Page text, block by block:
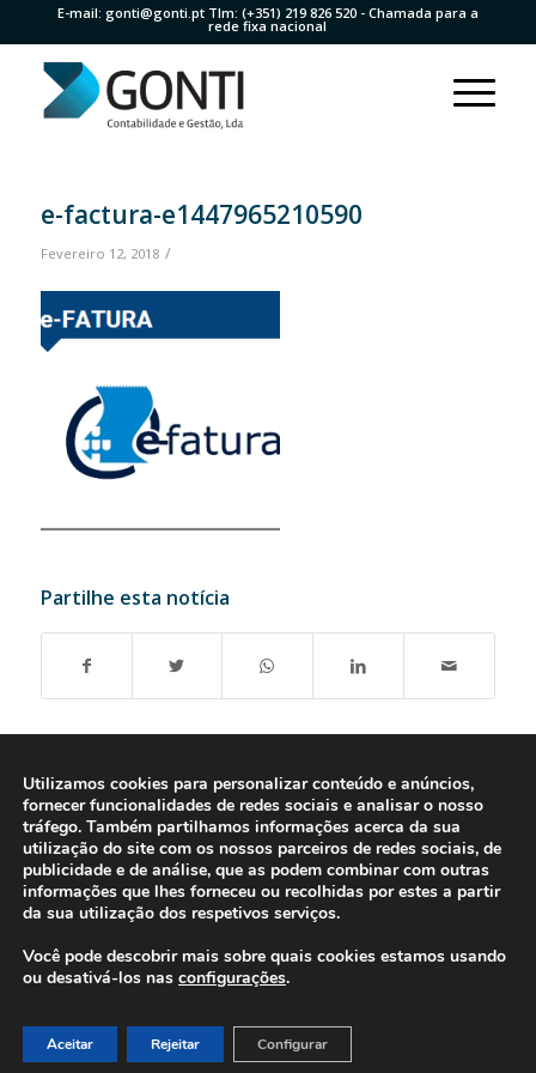
E-mail: gonti@gonti.ptTlm: (+351) 219 826 520- Chamada para a
rede fixa nacional
e-factura-e1447965210590
Fevereiro 12, 2018 /
Partilhe esta notícia
Livro de Reclamações
Utilizamos cookies para personalizar conteúdo e anúncios,
fornecer funcionalidades de redes sociais e analisar o nosso
tráfego. Também partilhamos informações acerca da sua
utilização do site com os nossos parceiros de redes sociais, de
publicidade e de análise, que as podem combinar com outras
informações que lhes forneceu ou recolhidas por estes a partir
da sua utilização dos respetivos serviços.
Você pode descobrir mais sobre quais cookies estamos usando
ou desativá-los nas configurações.
Aceitar Rejeitar Configurar